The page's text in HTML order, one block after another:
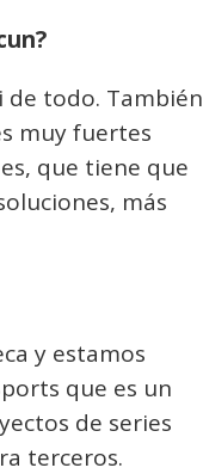
de todo. También
muy fuertes
que tiene que
más
y estamos
que es un
de series
terceros.